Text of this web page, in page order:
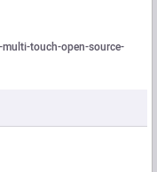
touch-open-source-